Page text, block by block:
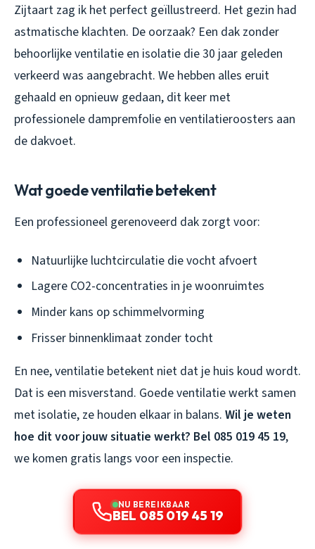
Zijtaart zag ik het perfect geïllustreerd. Het gezin had
astmatische klachten. De oorzaak? Een dak zonder
behoorlijke ventilatie en isolatie die 30 jaar geleden
verkeerd was aangebracht. We hebben alles eruit
gehaald en opnieuw gedaan, dit keer met
professionele dampremfolie en ventilatieroosters aan
de dakvoet.
Wat goede ventilatie betekent
Een professioneel gerenoveerd dak zorgt voor:
Natuurlijke luchtcirculatie die vocht afvoert
Lagere CO2-concentraties in je woonruimtes
Minder kans op schimmelvorming
Frisser binnenklimaat zonder tocht
En nee, ventilatie betekent niet dat je huis koud wordt.
Dat is een misverstand. Goede ventilatie werkt samen
met isolatie, ze houden elkaar in balans. Wil je weten
hoe dit voor jouw situatie werkt? Bel 085 019 45 19,
we komen gratis langs voor een inspectie.
NU BEREIKBAAR
BEL 085 019 45 19